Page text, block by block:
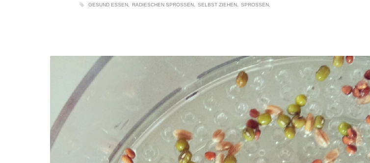
GESUND ESSEN RADIESCHEN SPROSSEN SELBST ZIEHEN SPROSSEN